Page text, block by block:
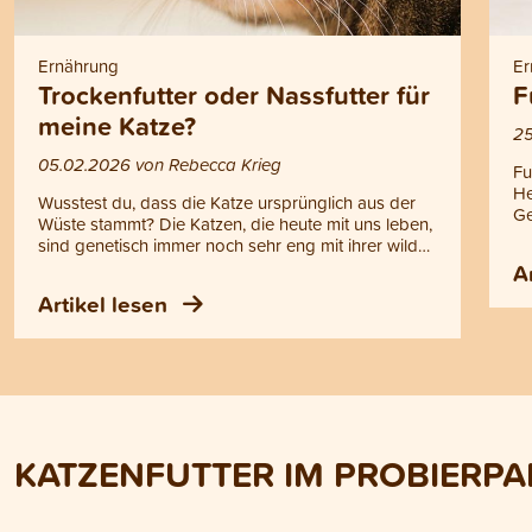
Ernährung
Trockenfutter oder Nassfutter für
meine Katze?
05.02.2026 von Rebecca Krieg
Wusstest du, dass die Katze ursprünglich aus der
Wüste stammt? Die Katzen, die heute mit uns leben,
sind genetisch immer noch sehr eng mit ihrer wilden
Ernährungsbedürfnisse deines Stubentigers besser
artgerechten Fütterung deiner Katze ankommt und
Artikel lesen
KATZENFUTTER IM